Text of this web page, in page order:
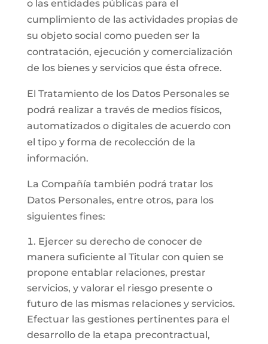
o las entidades públicas para el
cumplimiento de las actividades propias de
su objeto social como pueden ser la
contratación, ejecución y comercialización
de los bienes y servicios que ésta ofrece.
El Tratamiento de los Datos Personales se
podrá realizar a través de medios físicos,
automatizados o digitales de acuerdo con
el tipo y forma de recolección de la
información.
La Compañía también podrá tratar los
Datos Personales, entre otros, para los
siguientes fines:
Ejercer su derecho de conocer de
manera suficiente al Titular con quien se
propone entablar relaciones, prestar
servicios, y valorar el riesgo presente o
futuro de las mismas relaciones y servicios.
Efectuar las gestiones pertinentes para el
desarrollo de la etapa precontractual,